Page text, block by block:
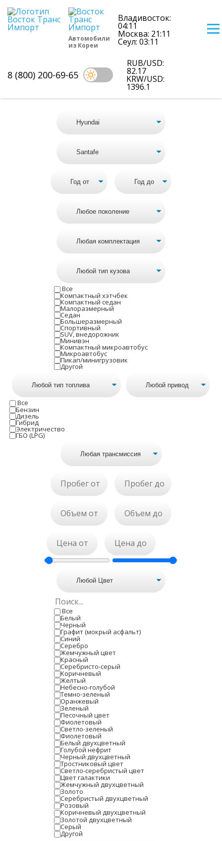
Автомобили
из Кореи
Владивосток:
04:11
Москва: 21:11
Сеул: 03:11
RUB/USD:
82.17
KRW/USD:
1396.1
8 (800) 200-69-65
Цены на Hyundai Santafe из Кореи
Подбор Корейского автомобиля
Все
Компактный хэтчбек
Компактный седан
Малоразмерный
Седан
Большеразмерный
Спортивный
SUV, внедорожник
Минивэн
Компактный микроавтобус
Микроавтобус
Пикап/минигрузовик
Другой
Все
Бензин
Дизель
Гибрид
Электричество
ГБО (LPG)
Все
Белый
Черный
Графит (мокрый асфальт)
Синий
Серебро
Жемчужный цвет
Красный
Серебристо-серый
Коричневый
Желтый
Небесно-голубой
Темно-зеленый
Оранжевый
Зеленый
Песочный цвет
Фиолетовый
Светло-зеленый
Фиолетовый
Белый двухцветный
Голубой нефрит
Черный двухцветный
Тростниковый цвет
Светло-серебристый цвет
Цвет галактики
Жемчужный двухцветный
Золото
Серебристый двухцветный
Розовый
Коричневый двухцветный
Золотой двухцветный
Серый
Другой